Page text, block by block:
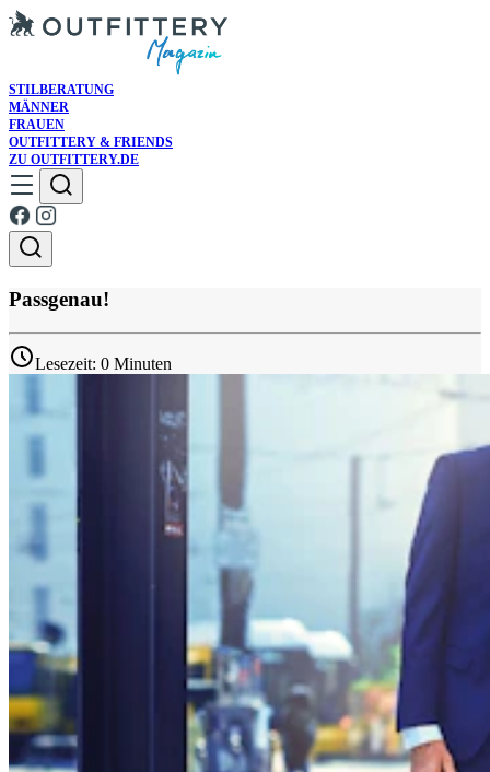
STILBERATUNG
MÄNNER
FRAUEN
OUTFITTERY & FRIENDS
ZU OUTFITTERY.DE
Passgenau!
Lesezeit: 0 Minuten